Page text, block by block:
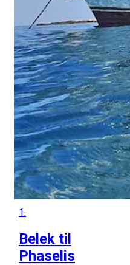
1.
Belek til
Phaselis